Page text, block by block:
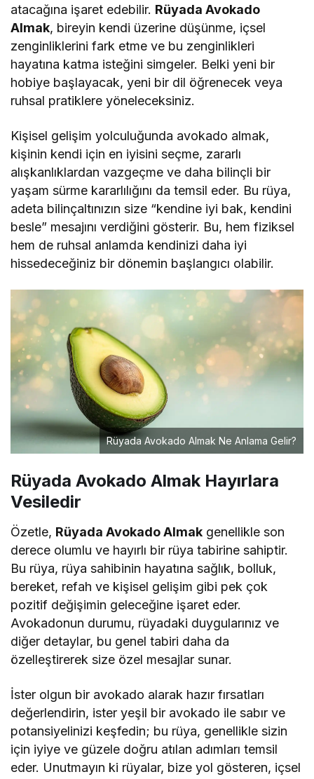
atacağına işaret edebilir. Rüyada Avokado
Almak, bireyin kendi üzerine düşünme, içsel
zenginliklerini fark etme ve bu zenginlikleri
hayatına katma isteğini simgeler. Belki yeni bir
hobiye başlayacak, yeni bir dil öğrenecek veya
ruhsal pratiklere yöneleceksiniz.
Kişisel gelişim yolculuğunda avokado almak,
kişinin kendi için en iyisini seçme, zararlı
alışkanlıklardan vazgeçme ve daha bilinçli bir
yaşam sürme kararlılığını da temsil eder. Bu rüya,
adeta bilinçaltınızın size “kendine iyi bak, kendini
besle” mesajını verdiğini gösterir. Bu, hem fiziksel
hem de ruhsal anlamda kendinizi daha iyi
hissedeceğiniz bir dönemin başlangıcı olabilir.
Rüyada Avokado Almak Ne Anlama Gelir?
Rüyada Avokado Almak Hayırlara
Vesiledir
Özetle, Rüyada Avokado Almak genellikle son
derece olumlu ve hayırlı bir rüya tabirine sahiptir.
Bu rüya, rüya sahibinin hayatına sağlık, bolluk,
bereket, refah ve kişisel gelişim gibi pek çok
pozitif değişimin geleceğine işaret eder.
Avokadonun durumu, rüyadaki duygularınız ve
diğer detaylar, bu genel tabiri daha da
özelleştirerek size özel mesajlar sunar.
İster olgun bir avokado alarak hazır fırsatları
değerlendirin, ister yeşil bir avokado ile sabır ve
potansiyelinizi keşfedin; bu rüya, genellikle sizin
için iyiye ve güzele doğru atılan adımları temsil
eder. Unutmayın ki rüyalar, bize yol gösteren, içsel